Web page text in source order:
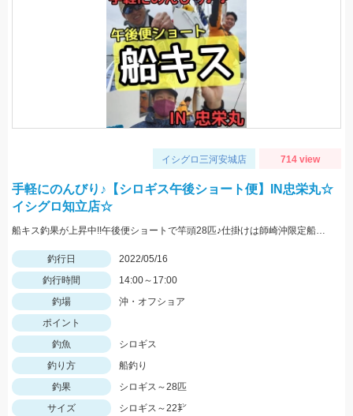
イシグロ三河安城店 714 view
手軽にのんびり♪【シロギス午後ショート便】IN忠栄丸☆
イシグロ知立店☆
船キス釣果が上昇中!!午後便ショートで竿頭28匹♪仕掛けは師崎沖限定船キス仕掛け7号です♪
釣行日
2022/05/16
釣行時間
14:00～17:00
釣場
沖・オフショア
ポイント
釣魚
シロギス
釣り方
船釣り
釣果
シロギス～28匹
サイズ
シロギス～22㌢